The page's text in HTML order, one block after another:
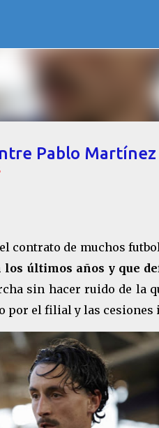
Pablo Martínez
contrato de muchos
los últimos años y que
sin hacer ruido de la
por el filial y las